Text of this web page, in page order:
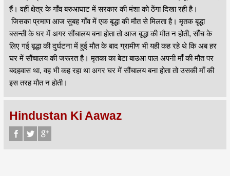
हैं। वहीं क्षेत्र के गाँव बरुआघाट में सरकार की मंशा को ठेंगा दिखा रही है।
जिसका प्रमाण आज सुबह गाँव में एक बृद्धा की मौत से मिलता है। मृतक बृद्धा
बसन्ती के घर में अगर सौंचालय बना होता तो आज बृद्धा की मौत न होती, सौंच के
लिए गई बृद्धा की दुर्घटना में हुई मौत के बाद ग्रामीण भी यही कह रहे थे कि अब हर
घर में सौंचालय की जरूरत है। मृतका का बेटा बाउआ पाल अपनी माँ की मौत पर
बदहवास था, वह भी कह रहा था अगर घर में सौंचालय बना होता तो उसकी माँ की
इस तरह मौत न होती।
Hindustan Ki Aawaz